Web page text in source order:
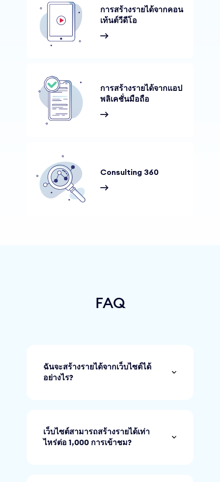
การสร้างรายได้จากคอน
เท้นต์วีดีโอ
การสร้างรายได้จากแอป
พลิเคชั่นมือถือ
Consulting 360
FAQ
ฉันจะสร้างรายได้จากเว็บไซต์ได้
อย่างไร?
เว็บไซต์สามารถสร้างรายได้เท่า
ไหร่ต่อ 1,000 การเข้าชม?